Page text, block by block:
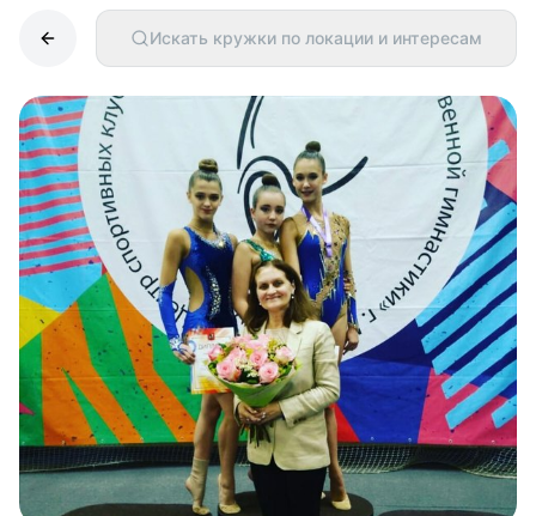
Искать кружки по локации и интересам